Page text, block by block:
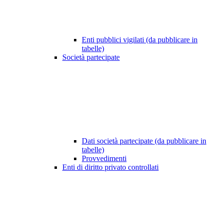
Enti pubblici vigilati (da pubblicare in
tabelle)
Società partecipate
Dati società partecipate (da pubblicare in
tabelle)
Provvedimenti
Enti di diritto privato controllati